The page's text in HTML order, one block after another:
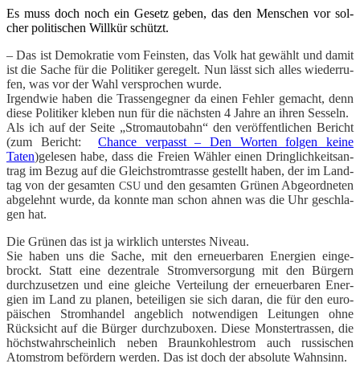
Es muss doch noch ein Gesetz geben, das den Men­schen vor sol­
cher poli­ti­schen Will­kür schützt.
– Das ist Demo­kra­tie vom Feins­ten, das Volk hat gewählt und damit
ist die Sache für die Poli­ti­ker gere­gelt. Nun lässt sich alles wie­der­ru­
fen, was vor der Wahl ver­spro­chen wur­de.
Irgend­wie haben die Tras­sen­geg­ner da einen Feh­ler gemacht, denn
die­se Poli­ti­ker kle­ben nun für die nächs­ten 4 Jah­re an ihren Ses­seln.
Als ich auf der Sei­te „Strom­au­to­bahn“ den ver­öf­fent­li­chen Bericht
(zum Bericht: Chan­ce ver­passt – Den Wor­ten fol­gen kei­ne
Taten)gele­sen habe, dass die Frei­en Wäh­ler einen Dring­lich­keits­an­
trag im Bezug auf die Gleich­strom­tras­se gestellt haben, der im Land­
tag von der gesam­ten CSUund den gesam­ten Grü­nen Abge­ord­ne­ten
abge­lehnt wur­de, da konn­te man schon ahnen was die Uhr geschla­
gen hat.
Die Grü­nen das ist ja wirk­lich unters­tes Niveau.
Sie haben uns die Sache, mit den erneu­er­ba­ren Ener­gien ein­ge­
brockt. Statt eine dezen­tra­le Strom­ver­sor­gung mit den Bür­gern
durch­zu­set­zen und eine glei­che Ver­tei­lung der erneu­er­ba­ren Ener­
gien im Land zu pla­nen, betei­li­gen sie sich dar­an, die für den euro­
päi­schen Strom­han­del angeb­lich not­wen­di­gen Lei­tun­gen ohne
Rück­sicht auf die Bür­ger durch­zu­bo­xen. Die­se Mons­ter­tras­sen, die
höchst­wahr­schein­lich neben Braun­koh­lestrom auch rus­si­schen
Atom­strom beför­dern wer­den. Das ist doch der abso­lu­te Wahnsinn.